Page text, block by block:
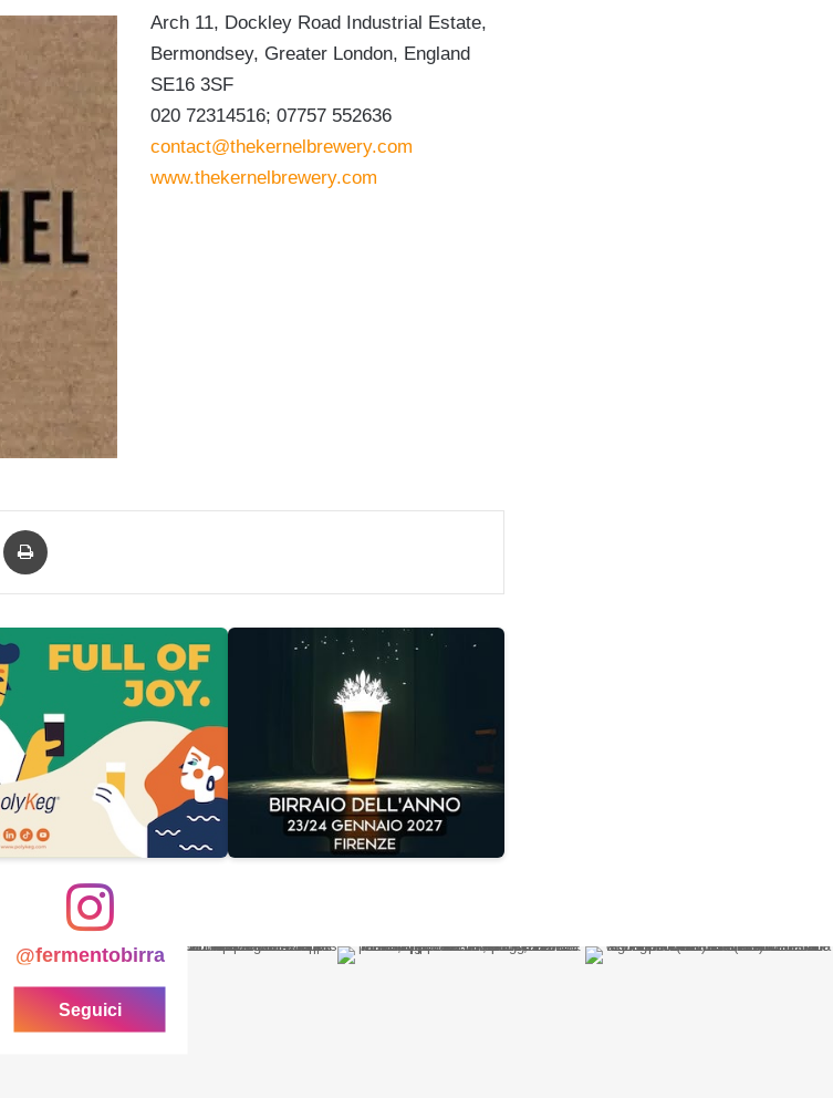
Arch 11, Dockley Road Industrial Estate,
Bermondsey, Greater London, England
SE16 3SF
020 72314516; 07757 552636
contact@thekernelbrewery.com
www.thekernelbrewery.com
Condividi via mail
@fermentobirra
Seguici